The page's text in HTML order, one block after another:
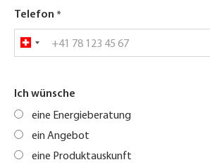
Telefon
Ich wünsche
eine Energieberatung
ein Angebot
eine Produktauskunft